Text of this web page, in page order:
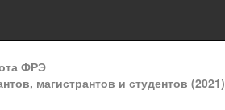
ФРЭ
магистрантов и студентов (2021)